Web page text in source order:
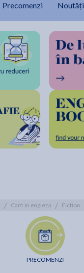
Precomenzi Noutăți
/ Carti in engleza / Fiction
PRECOMENZI